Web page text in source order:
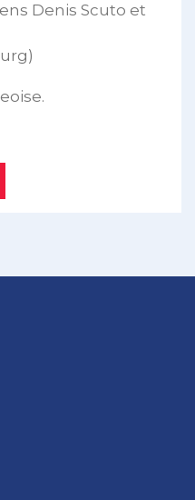
Denis Scuto et